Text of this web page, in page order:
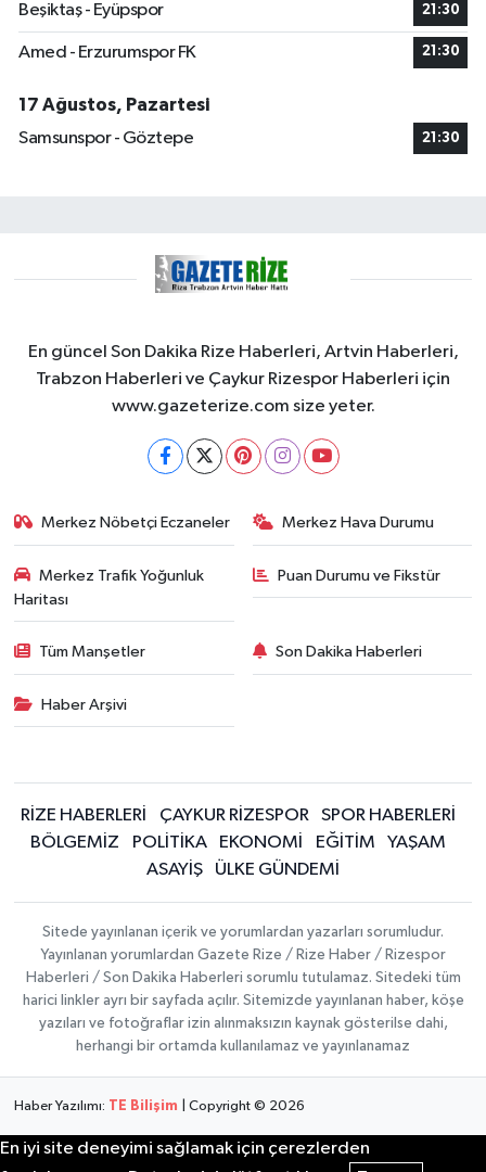
Beşiktaş - Eyüpspor 21:30
Amed - Erzurumspor FK 21:30
17 Ağustos, Pazartesi
Samsunspor - Göztepe
21:30
En güncel Son Dakika Rize Haberleri, Artvin Haberleri,
Trabzon Haberleri ve Çaykur Rizespor Haberleri için
www.gazeterize.com size yeter.
Merkez Nöbetçi Eczaneler Merkez Hava Durumu
Merkez Trafik Yoğunluk
Haritası
Puan Durumu ve Fikstür
Tüm Manşetler Son Dakika Haberleri
Haber Arşivi
RİZE HABERLERİ ÇAYKUR RİZESPOR
SPOR HABERLERİ
BÖLGEMİZ
POLİTİKA EKONOMİ EĞİTİM
YAŞAM
ASAYİŞ
ÜLKE GÜNDEMİ
Sitede yayınlanan içerik ve yorumlardan yazarları sorumludur.
Yayınlanan yorumlardan Gazete Rize / Rize Haber / Rizespor
Haberleri / Son Dakika Haberleri sorumlu tutulamaz. Sitedeki tüm
harici linkler ayrı bir sayfada açılır. Sitemizde yayınlanan haber, köşe
yazıları ve fotoğraflar izin alınmaksızın kaynak gösterilse dahi,
herhangi bir ortamda kullanılamaz ve yayınlanamaz
Haber Yazılımı: TE Bilişim | Copyright © 2026
En iyi site deneyimi sağlamak için çerezlerden